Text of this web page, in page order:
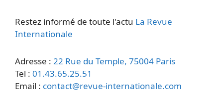
Restez informé de toute l'actu La Revue
Internationale
Adresse : 22 Rue du Temple, 75004 Paris
Tel : 01.43.65.25.51
Email : contact@revue-internationale.com